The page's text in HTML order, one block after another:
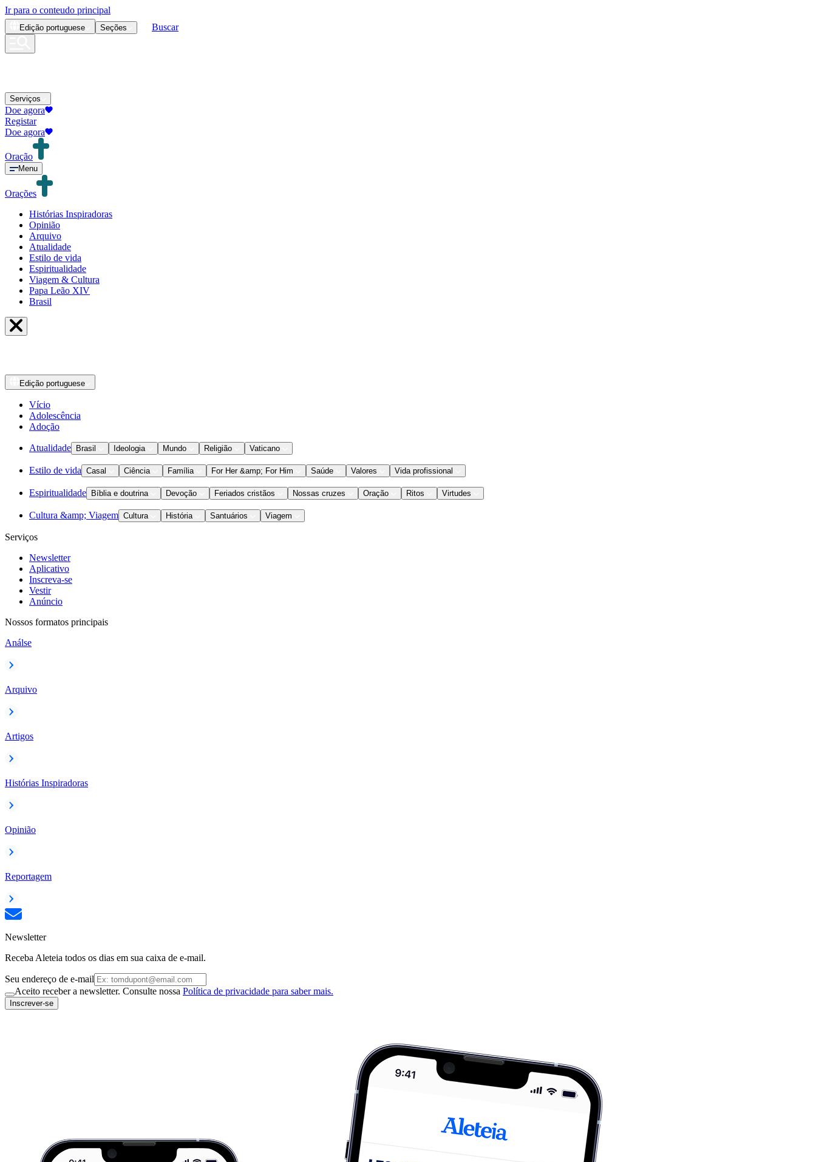
Ir para o conteudo principal
Edição portuguese Seções Buscar
Serviços
Doe agora
Registar
Doe agora
Oração
Menu
Orações
Histórias Inspiradoras
Opinião
Arquivo
Atualidade
Estilo de vida
Espiritualidade
Viagem & Cultura
Papa Leão XIV
Brasil
Edição portuguese
Vício
Adolescência
Adoção
Atualidade Brasil Ideologia Mundo Religião Vaticano
Estilo de vida Casal Ciência Família For Her &amp; For Him Saúde Valores Vida profissional
Espiritualidade Bíblia e doutrina Devoção Feriados cristãos Nossas cruzes Oração Ritos Virtudes
Cultura &amp; Viagem Cultura História Santuários Viagem
Serviços
Newsletter
Aplicativo
Inscreva-se
Vestir
Anúncio
Nossos formatos principais
Análse
Arquivo
Artigos
Histórias Inspiradoras
Opinião
Reportagem
Newsletter
Receba Aleteia todos os dias em sua caixa de e-mail.
Seu endereço de e-mail
Aceito receber a newsletter. Consulte nossa Política de privacidade para saber mais.
Inscrever-se